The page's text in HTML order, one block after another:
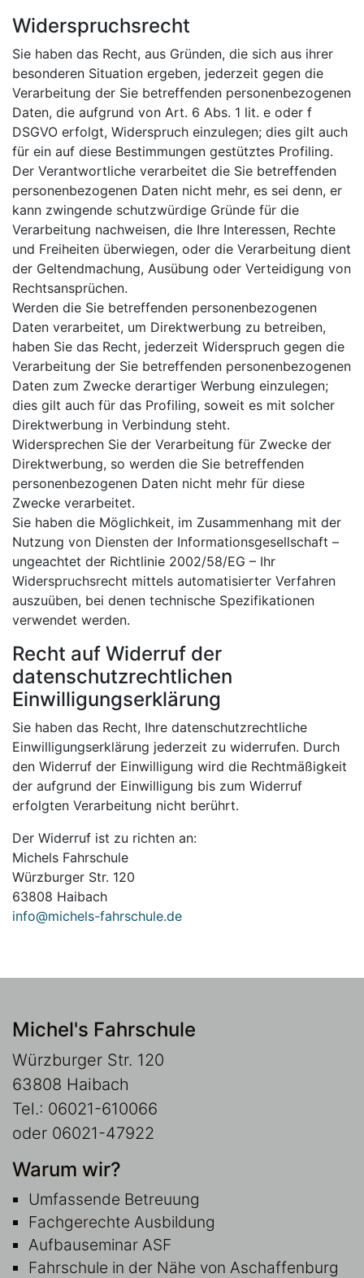
Widerspruchsrecht
Sie haben das Recht, aus Gründen, die sich aus ihrer
besonderen Situation ergeben, jederzeit gegen die
Verarbeitung der Sie betreffenden personenbezogenen
Daten, die aufgrund von Art. 6 Abs. 1 lit. e oder f
DSGVO erfolgt, Widerspruch einzulegen; dies gilt auch
für ein auf diese Bestimmungen gestütztes Profiling.
Der Verantwortliche verarbeitet die Sie betreffenden
personenbezogenen Daten nicht mehr, es sei denn, er
kann zwingende schutzwürdige Gründe für die
Verarbeitung nachweisen, die Ihre Interessen, Rechte
und Freiheiten überwiegen, oder die Verarbeitung dient
der Geltendmachung, Ausübung oder Verteidigung von
Rechtsansprüchen.
Werden die Sie betreffenden personenbezogenen
Daten verarbeitet, um Direktwerbung zu betreiben,
haben Sie das Recht, jederzeit Widerspruch gegen die
Verarbeitung der Sie betreffenden personenbezogenen
Daten zum Zwecke derartiger Werbung einzulegen;
dies gilt auch für das Profiling, soweit es mit solcher
Direktwerbung in Verbindung steht.
Widersprechen Sie der Verarbeitung für Zwecke der
Direktwerbung, so werden die Sie betreffenden
personenbezogenen Daten nicht mehr für diese
Zwecke verarbeitet.
Sie haben die Möglichkeit, im Zusammenhang mit der
Nutzung von Diensten der Informationsgesellschaft –
ungeachtet der Richtlinie 2002/58/EG – Ihr
Widerspruchsrecht mittels automatisierter Verfahren
auszuüben, bei denen technische Spezifikationen
verwendet werden.
Recht auf Widerruf der
datenschutzrechtlichen
Einwilligungserklärung
Sie haben das Recht, Ihre datenschutzrechtliche
Einwilligungserklärung jederzeit zu widerrufen. Durch
den Widerruf der Einwilligung wird die Rechtmäßigkeit
der aufgrund der Einwilligung bis zum Widerruf
erfolgten Verarbeitung nicht berührt.
Der Widerruf ist zu richten an:
Michels Fahrschule
Würzburger Str. 120
63808 Haibach
info@michels-fahrschule.de
Michel's Fahrschule
Würzburger Str. 120
63808 Haibach
Tel.: 06021-610066
oder 06021-47922
Warum wir?
Umfassende Betreuung
Fachgerechte Ausbildung
Aufbauseminar ASF
Fahrschule in der Nähe von Aschaffenburg